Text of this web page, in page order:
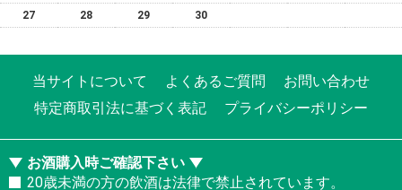
27
28 29 30
当サイトについて よくあるご質問
お問い合わせ
特定商取引法に基づく表記
プライバシーポリシー
お酒購入時ご確認下さい
20歳未満の方の飲酒は法律で禁止されています。